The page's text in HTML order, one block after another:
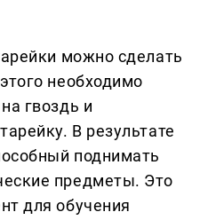
можно сделать
необходимо
гвоздь и
В результате
поднимать
предметы. Это
для обучения